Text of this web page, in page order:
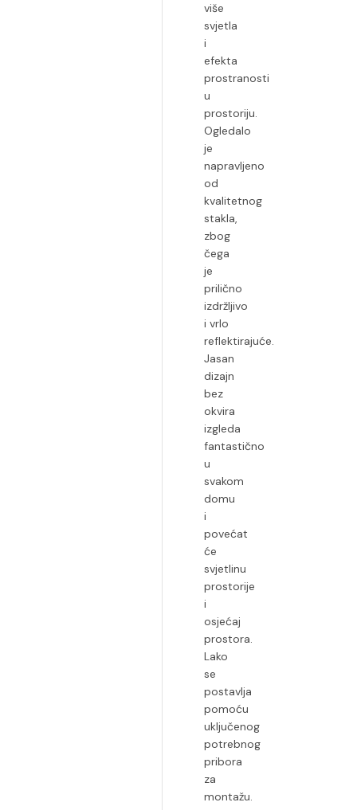
više
svjetla
i
efekta
prostranosti
u
prostoriju.
Ogledalo
je
napravljeno
od
kvalitetnog
stakla,
zbog
čega
je
prilično
izdržljivo
i vrlo
reflektirajuće.
Jasan
dizajn
bez
okvira
izgleda
fantastično
u
svakom
domu
i
povećat
će
svjetlinu
prostorije
i
osjećaj
prostora.
Lako
se
postavlja
pomoću
uključenog
potrebnog
pribora
za
montažu.